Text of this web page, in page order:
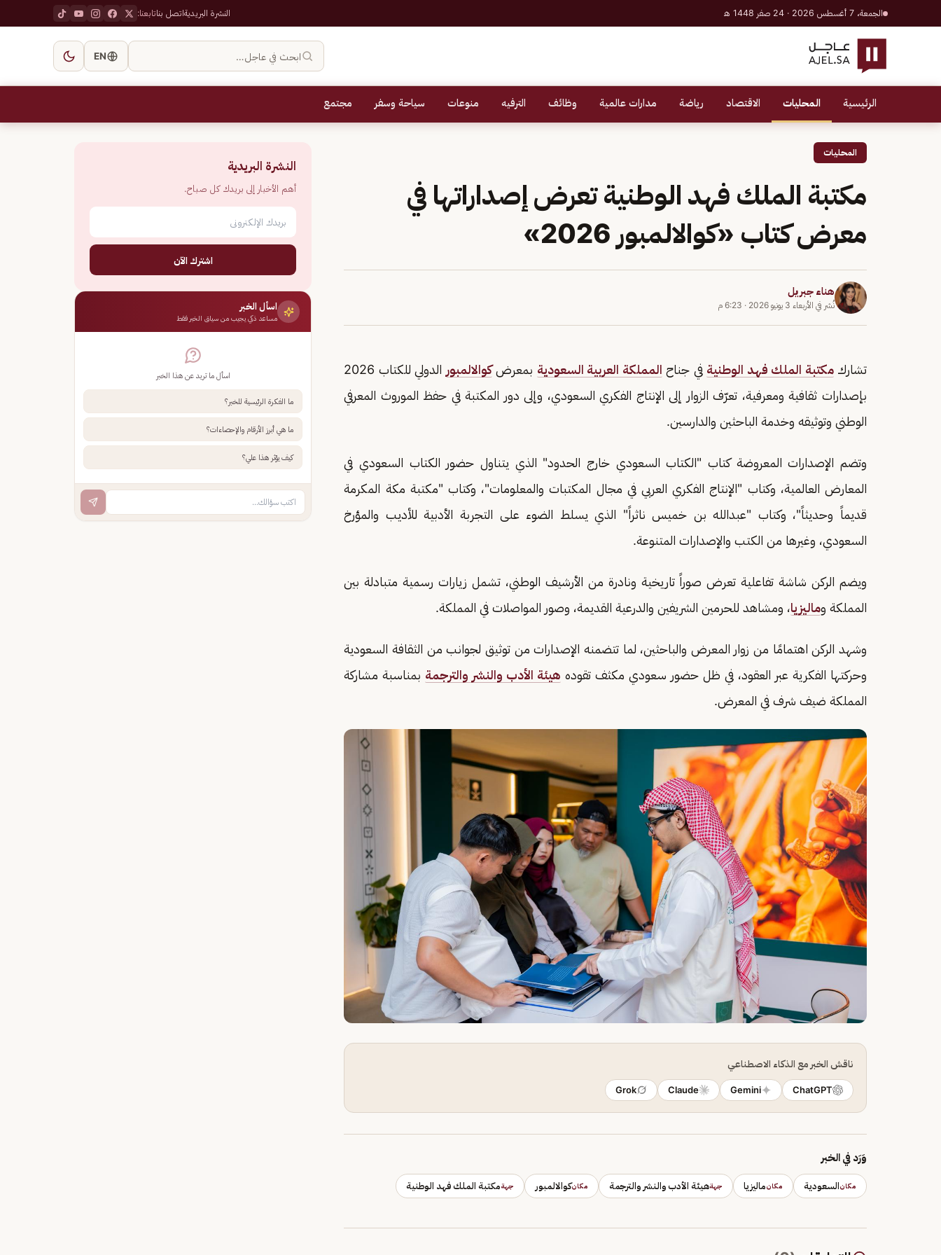
الجمعة، 7 أغسطس 2026 · 24 صفر 1448 هـ النشرة البريديةاتصل بناتابعنا:
ابحث في عاجل… EN
الرئيسية المحليات الاقتصاد رياضة مدارات عالمية وظائف الترفيه منوعات سياحة وسفر مجتمع
المحليات
مكتبة الملك فهد الوطنية تعرض إصداراتها في
معرض كتاب «كوالالمبور 2026»
هناء جبريل
نُشر في الأربعاء 3 يونيو 2026 · 6:23 م
تشاركمكتبة الملك فهد الوطنية في جناح المملكة العربية السعودية بمعرضكوالالمبور
الدولي للكتاب 2026
بإصدارات ثقافية ومعرفية، تعرّف الزوار إلى الإنتاج الفكري السعودي، وإلى دور المكتبة في حفظ الموروث المعرفي
الوطني وتوثيقه وخدمة الباحثين والدارسين.
وتضم الإصدارات المعروضة كتاب "الكتاب السعودي خارج الحدود" الذي يتناول حضور الكتاب السعودي في
المعارض العالمية، وكتاب "الإنتاج الفكري العربي في مجال المكتبات والمعلومات"، وكتاب "مكتبة مكة المكرمة
قديماً وحديثاً"، وكتاب "عبدالله بن خميس ناثراً" الذي يسلط الضوء على التجربة الأدبية للأديب والمؤرخ
السعودي، وغيرها من الكتب والإصدارات المتنوعة.
ويضم الركن شاشة تفاعلية تعرض صوراً تاريخية ونادرة من الأرشيف الوطني، تشمل زيارات رسمية متبادلة بين
المملكة وماليزيا، ومشاهد للحرمين الشريفين والدرعية القديمة، وصور المواصلات في المملكة.
وشهد الركن اهتمامًا من زوار المعرض والباحثين، لما تتضمنه الإصدارات من توثيق لجوانب من الثقافة السعودية
وحركتها الفكرية عبر العقود، في ظل حضور سعودي مكثف تقوده هيئة الأدب والنشر والترجمة بمناسبة مشاركة
المملكة ضيف شرف في المعرض.
ناقش الخبر مع الذكاء الاصطناعي
ChatGPT
Gemini
Claude
Grok
وَرَد في الخبر
مكانالسعودية مكانماليزيا جهةهيئة الأدب والنشر والترجمة مكانكوالالمبور جهةمكتبة الملك فهد الوطنية
النشرة البريدية
أهم الأخبار إلى بريدك كل صباح.
اشترك الآن
اسأل الخبر
مساعد ذكي يجيب من سياق الخبر فقط
اسأل ما تريد عن هذا الخبر
ما الفكرة الرئيسية للخبر؟
ما هي أبرز الأرقام والإحصاءات؟
كيف يؤثر هذا علي؟